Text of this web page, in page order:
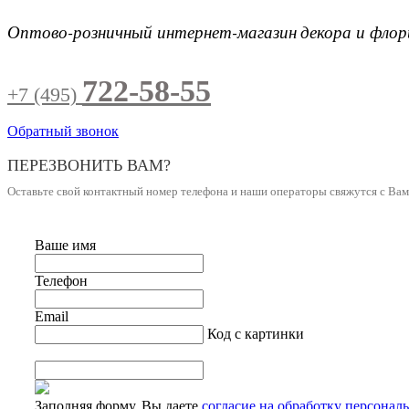
Оптово-розничный интернет-магазиндекора и
+7 (495) 722-58-55
Обратный звонок
ПЕРЕЗВОНИТЬ ВАМ?
Оставьте свой контактный номер телефона и наши операторы свяжутся с
Ваше имя
Телефон
Email
Код с картинки
Заполняя форму, Вы даете согласие на обработку